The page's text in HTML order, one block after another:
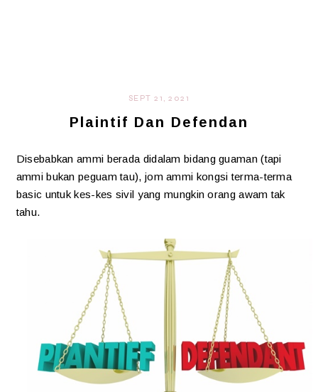
SEPT 21, 2021
Plaintif Dan Defendan
Disebabkan ammi berada didalam bidang guaman (tapi
ammi bukan peguam tau), jom ammi kongsi terma-terma
basic untuk kes-kes sivil yang mungkin orang awam tak
tahu.